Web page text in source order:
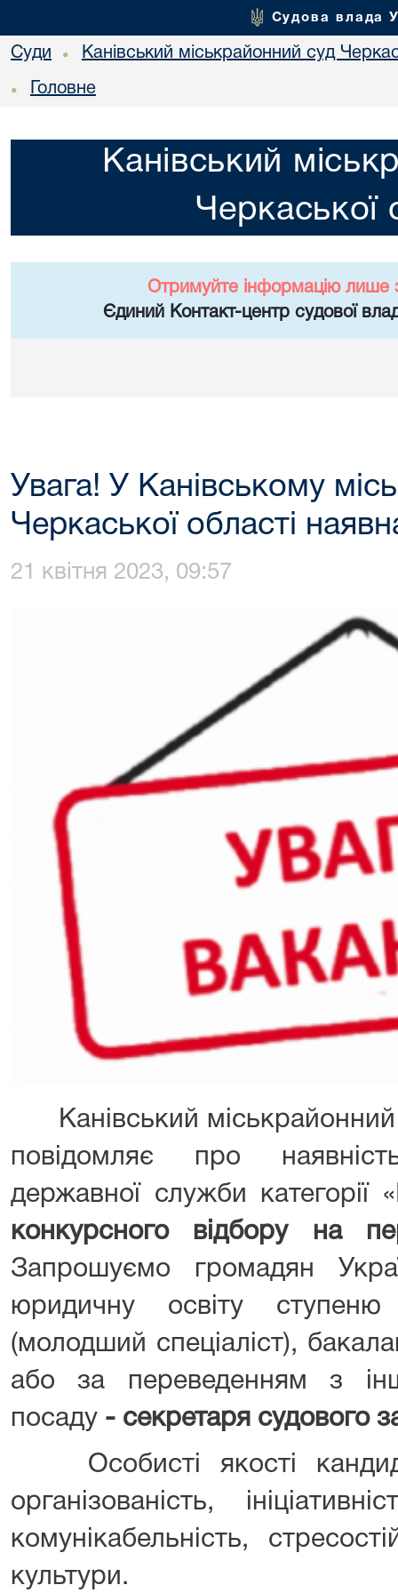
Судова влада
Суди • Канівський міськрайонний суд
• Головне
Канівський
Черкаської
Отримуйте інформацію лише
Єдиний Контакт-центр судової
Увага! У Канівському
Черкаської області
21 квітня 2023, 09:57
Канівський міськрайонний
повідомляє про
державної служби категорії
конкурсного відбору на
Запрошуємо громадян
юридичну освіту
(молодший спеціаліст),
або за переведенням з
посаду - секретаря судового
Особисті якості
організованість,
комунікабельність,
культури.